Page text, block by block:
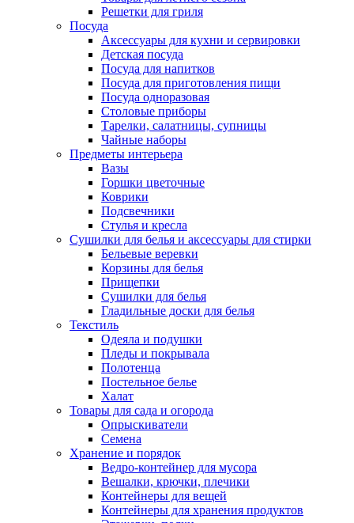
Решетки для гриля
Посуда
Аксессуары для кухни и сервировки
Детская посуда
Посуда для напитков
Посуда для приготовления пищи
Посуда одноразовая
Столовые приборы
Тарелки, салатницы, супницы
Чайные наборы
Предметы интерьера
Вазы
Горшки цветочные
Коврики
Подсвечники
Стулья и кресла
Сушилки для белья и аксессуары для стирки
Бельевые веревки
Корзины для белья
Прищепки
Сушилки для белья
Гладильные доски для белья
Текстиль
Одеяла и подушки
Пледы и покрывала
Полотенца
Постельное белье
Халат
Товары для сада и огорода
Опрыскиватели
Семена
Хранение и порядок
Ведро-контейнер для мусора
Вешалки, крючки, плечики
Контейнеры для вещей
Контейнеры для хранения продуктов